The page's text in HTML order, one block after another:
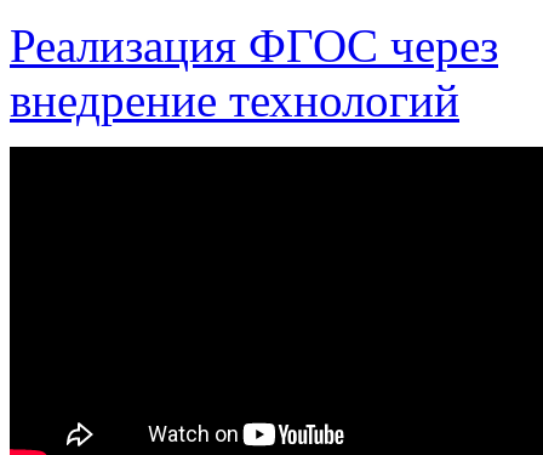
Реализация ФГОС через
внедрение технологий